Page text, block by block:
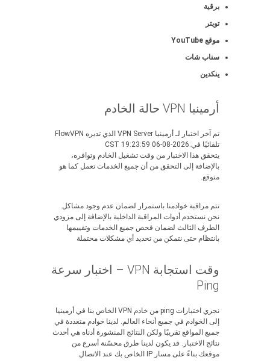
برقية
تويتر
موقع YouTube
سناب شات
ينكدين
أرمينيا VPN حالة الخادم
تم آخر اختبار لـ أرمينيا VPN Server الذي تديره FlowVPN
تلقائيًا في:2026-08-06 19:23:59 CST
يتحقق هذا الاختبار من وقت تشغيل الخادم وتوافره،
بالإضافة إلى التحقق من أن جميع الخدمات تعمل كما هو
متوقع.
تتم مراقبة خوادمنا باستمرار لضمان عدم وجود مشاكل.
نحن نستخدم أدوات المراقبة الداخلية بالإضافة إلى مزودي
الطرف الثالث لضمان فحص جميع الخدمات وتقييمها
بانتظام حتى نتمكن من تحديد أي مشكلات محتملة
وقت استجابة VPN – اختبار سرعة
Ping
نجري اختبارات ping من خادم VPN الخاص بنا في أرمينيا
إلى الخوادم في جميع أنحاء العالم. لدينا خوادم متعددة في
جميع المواقع تقريبًا ولكن النتائج المنشورة أدناه هي أحدث
نتائج الاختبار. قد يكون لدينا طرق محسّنة أسرع من
موقعك بناءً على مسار IP الخاص بك عند الاتصال.